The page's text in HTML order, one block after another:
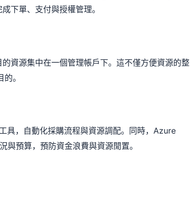
下單、支付與授權管理。
資源集中在一個管理帳戶下。這不僅方便資源的整
。
具，自動化採購流程與資源調配。同時，Azure
預算，預防資金浪費與資源閒置。